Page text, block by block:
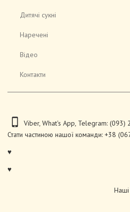
Дитячі сукні
Наречені
Відео
Контакти
Viber,What's App, Telegram:(093)
Стати частиною нашої команди: +38
♥
♥